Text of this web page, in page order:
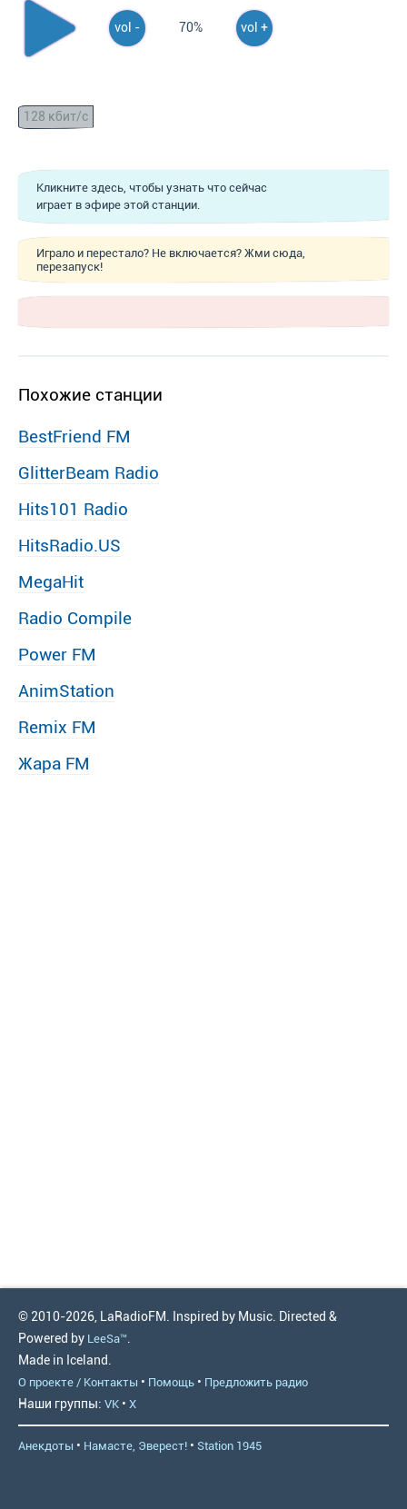
vol - 70% vol +
128 кбит/с
Кликните здесь, чтобы узнать что сейчас
играет в эфире этой станции.
Играло и перестало? Не включается? Жми сюда,
перезапуск!
Похожие станции
BestFriend FM
GlitterBeam Radio
Hits101 Radio
HitsRadio.US
MegaHit
Radio Compile
Power FM
AnimStation
Remix FM
Жара FM
© 2010-2026, LaRadioFM. Inspired by Music. Directed &
Powered by LeeSa™.
Made in Iceland.
О проекте / Контакты • Помощь • Предложить радио
Наши группы: VK • X
Анекдоты • Намасте, Эверест! • Station 1945